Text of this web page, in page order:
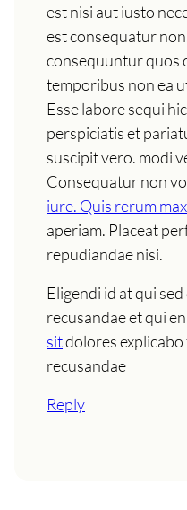
est nisi aut iusto
est consequatur
consequuntur quos
temporibus non ea
Esse labore sequi
perspiciatis et
suscipit vero. modi
Consequatur non
iure. Quis rerum
aperiam. Placeat
repudiandae nisi.
Eligendi id at qui
recusandae et qui
sitdolores
recusandae
Reply